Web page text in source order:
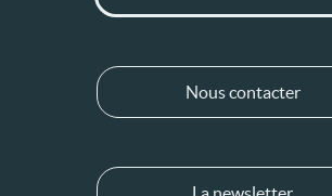
Nous contacter